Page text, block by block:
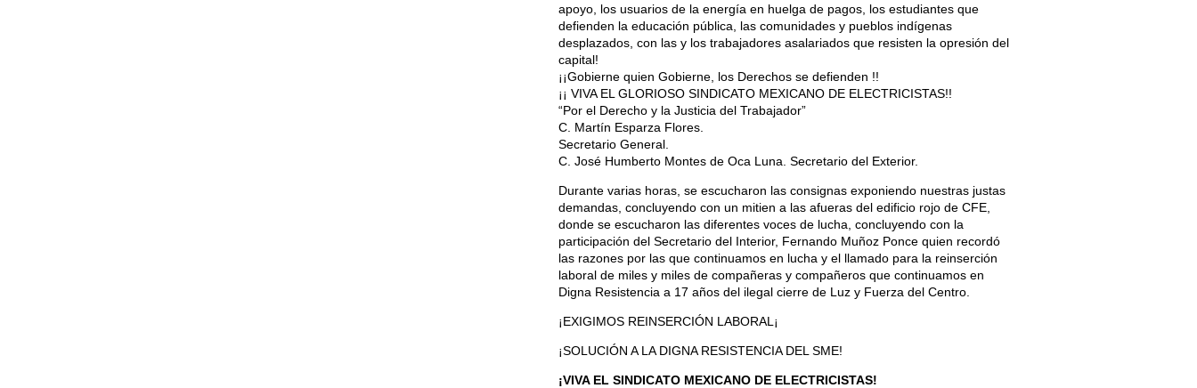
apoyo, los usuarios de la energía en huelga de pagos, los estudiantes que
defienden la educación pública, las comunidades y pueblos indígenas
desplazados, con las y los trabajadores asalariados que resisten la opresión del
capital!
¡¡Gobierne quien Gobierne, los Derechos se defienden !!
¡¡ VIVA EL GLORIOSO SINDICATO MEXICANO DE ELECTRICISTAS!!
“Por el Derecho y la Justicia del Trabajador”
C. Martín Esparza Flores.
Secretario General.
C. José Humberto Montes de Oca Luna. Secretario del Exterior.
Durante varias horas, se escucharon las consignas exponiendo nuestras justas
demandas, concluyendo con un mitien a las afueras del edificio rojo de CFE,
donde se escucharon las diferentes voces de lucha, concluyendo con la
participación del Secretario del Interior, Fernando Muñoz Ponce quien recordó
las razones por las que continuamos en lucha y el llamado para la reinserción
laboral de miles y miles de compañeras y compañeros que continuamos en
Digna Resistencia a 17 años del ilegal cierre de Luz y Fuerza del Centro.
¡EXIGIMOS REINSERCIÓN LABORAL¡
¡SOLUCIÓN A LA DIGNA RESISTENCIA DEL SME!
¡VIVA EL SINDICATO MEXICANO DE ELECTRICISTAS!